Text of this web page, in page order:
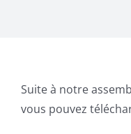
Suite à notre
vous pouvez